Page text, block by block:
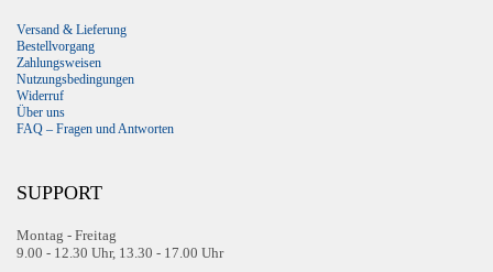
Versand & Lieferung
Bestellvorgang
Zahlungsweisen
Nutzungsbedingungen
Widerruf
Über uns
FAQ – Fragen und Antworten
SUPPORT
Montag - Freitag
9.00 - 12.30 Uhr, 13.30 - 17.00 Uhr